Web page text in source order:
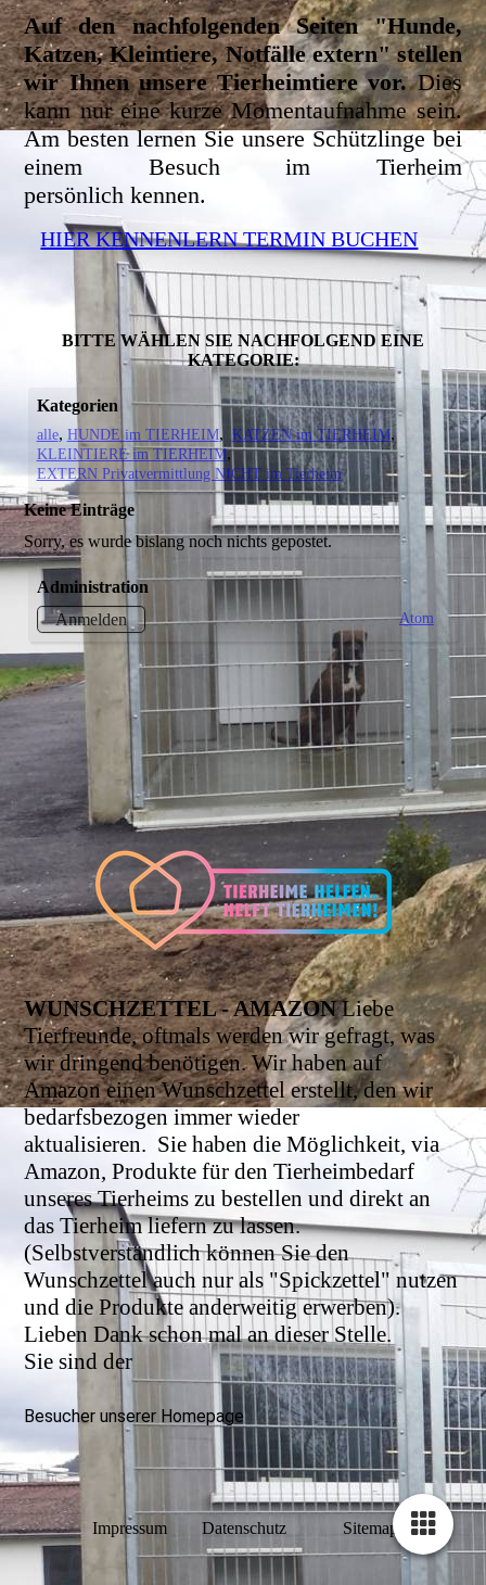
Auf den nachfolgenden Seiten "Hunde,
Katzen, Kleintiere, Notfälle extern" stellen
wir Ihnen unsere Tierheimtiere vor.Dies
kann nur eine kurze Momentaufnahme sein.
Am besten lernen Sie unsere Schützlinge bei
einem Besuch im Tierheim
persönlich kennen.
HIER KENNENLERN TERMIN BUCHEN
BITTE WÄHLEN SIE NACHFOLGEND EINE
KATEGORIE:
Kategorien
alle HUNDE im TIERHEIM
KATZEN im TIERHEIM
KLEINTIERE im TIERHEIM
EXTERN Privatvermittlung NICHT im Tierheim
Keine Einträge
Sorry, es wurde bislang noch nichts gepostet.
Administration
Anmelden
Atom
WUNSCHZETTEL - AMAZONLiebe
Tierfreunde, oftmals werden wir gefragt, was
wir dringend benötigen. Wir haben auf
Amazon einen Wunschzettel erstellt, den wir
bedarfsbezogen immer wieder
aktualisieren. Sie haben die Möglichkeit, via
Amazon, Produkte für den Tierheimbedarf
unseres Tierheims zu bestellen und direkt an
das Tierheim liefern zu lassen.
(Selbstverständlich können Sie den
Wunschzettel auch nur als "Spickzettel" nutzen
und die Produkte anderweitig erwerben).
Lieben Dank schon mal an dieser Stelle.
Sie sind der
Besucher unserer Homepage
Impressum Datenschutz Sitemap